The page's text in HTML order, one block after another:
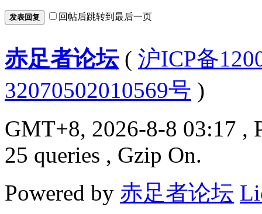
发表回复 回帖后跳转到最后一页
赤足者论坛( 沪ICP备
32070502010569号 )
GMT+8, 2026-8-8 03:17 ,
25 queries , Gzip On.
Powered by 赤足者论坛